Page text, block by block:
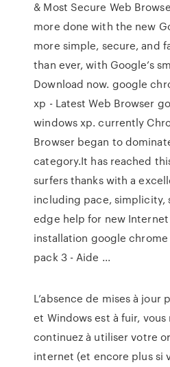
& Most Secure Web
more done with the new
more simple, secure, and
than ever, with Google’s
Download now. google
xp - Latest Web Browser
windows xp. currently
Browser began to
category.It has reached
surfers thanks with a
including pace, simplicity,
edge help for new
installation google
pack 3 - Aide ...
L’absence de mises à jour
et Windows est à fuir,
continuez à utiliser votre
internet (et encore plus si